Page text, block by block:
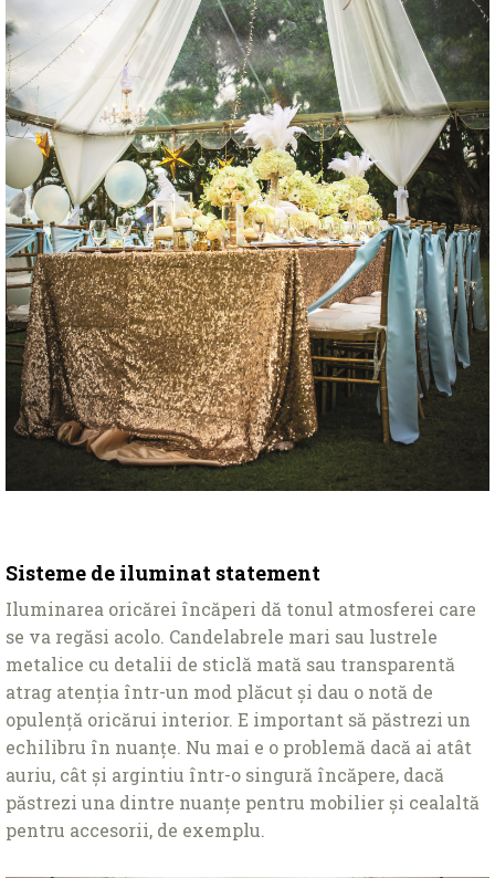
Sisteme de iluminat statement
Iluminarea oricărei încăperi dă tonul atmosferei care
se va regăsi acolo. Candelabrele mari sau lustrele
metalice cu detalii de sticlă mată sau transparentă
atrag atenţia într-un mod plăcut și dau o notă de
opulenţă oricărui interior. E important să păstrezi un
echilibru în nuanţe. Nu mai e o problemă dacă ai atât
auriu, cât și argintiu într-o singură încăpere, dacă
păstrezi una dintre nuanţe pentru mobilier și cealaltă
pentru accesorii, de exemplu.